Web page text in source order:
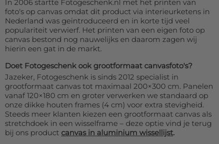
In 2006 startte Fotogeschenk.nl met het printen van
foto's op canvas omdat dit product via interieurketens in
Nederland was geintroduceerd en in korte tijd veel
populariteit verwierf. Het printen van een eigen foto op
canvas bestond nog nauwelijks en daarom zagen wij
hierin een gat in de markt.
Doet Fotogeschenk ook grootformaat canvasfoto's?
Jazeker, Fotogeschenk is sinds 2012 specialist in
grootformaat canvas tot maximaal 200×300 cm. Panelen
vanaf 120×180 cm en groter verwerken we standaard op
onze dikke houten frames (4 cm) voor extra stevigheid.
Steeds meer klanten kiezen een grootformaat canvas als
stretchdoek in een wisselframe – deze optie vind je terug
bij ons product canvas in aluminium wissellijst.